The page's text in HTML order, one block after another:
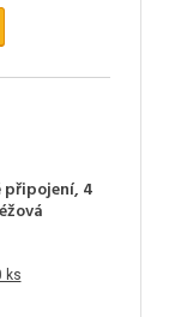
připojení, 4
ks